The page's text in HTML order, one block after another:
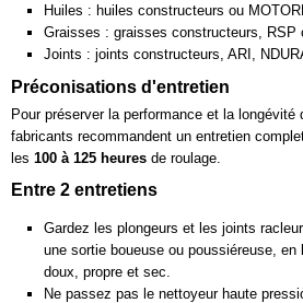
Huiles : huiles constructeurs ou
Graisses : graisses constructeurs, RSP
Joints : joints constructeurs, ARI,
Préconisations d'entretien
Pour préserver la performance et la
fabricants recommandent un entretien
les 100 à 125 heures de roulage.
Entre 2 entretiens
Gardez les plongeurs et les joints
une sortie boueuse ou poussiéreuse,
doux, propre et sec.
Ne passez pas le nettoyeur haute